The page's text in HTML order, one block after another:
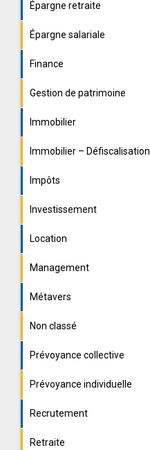
Épargne retraite
Épargne salariale
Finance
Gestion de patrimoine
Immobilier
Immobilier – Défiscalisation
Impôts
Investissement
Location
Management
Métavers
Non classé
Prévoyance collective
Prévoyance individuelle
Recrutement
Retraite